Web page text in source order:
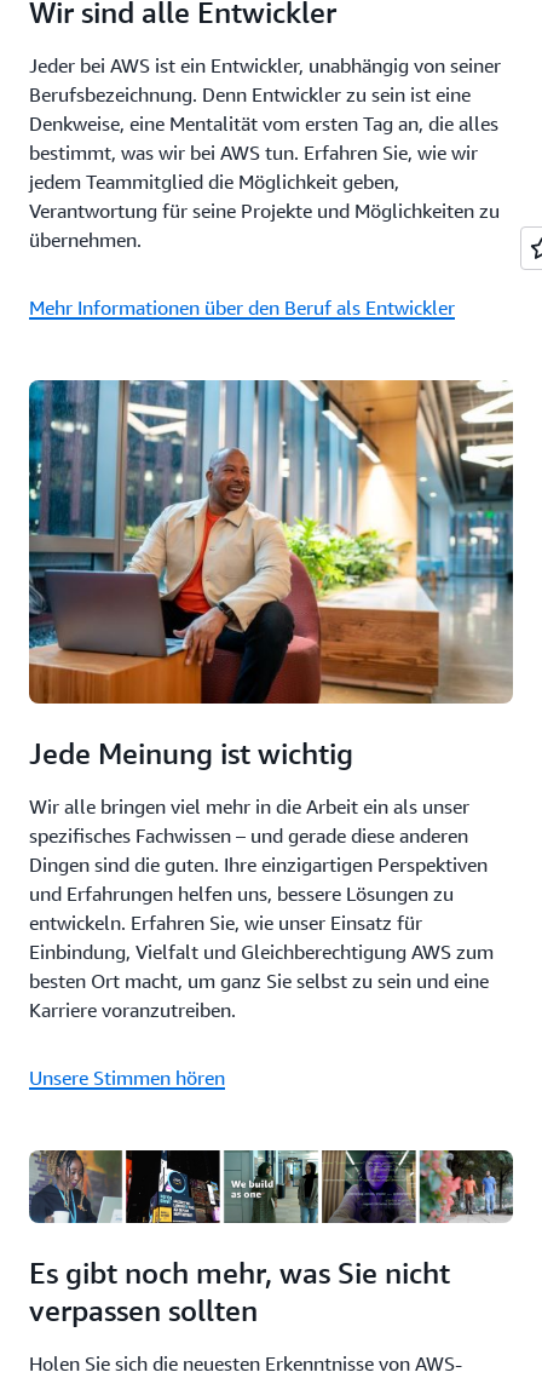
Wir sind alle Entwickler
Jeder bei AWS ist ein Entwickler, unabhängig von seiner
Berufsbezeichnung. Denn Entwickler zu sein ist eine
Denkweise, eine Mentalität vom ersten Tag an, die alles
bestimmt, was wir bei AWS tun. Erfahren Sie, wie wir
jedem Teammitglied die Möglichkeit geben,
Verantwortung für seine Projekte und Möglichkeiten zu
übernehmen.
Mehr Informationen über den Beruf als Entwickler
Jede Meinung ist wichtig
Wir alle bringen viel mehr in die Arbeit ein als unser
spezifisches Fachwissen – und gerade diese anderen
Dingen sind die guten. Ihre einzigartigen Perspektiven
und Erfahrungen helfen uns, bessere Lösungen zu
entwickeln. Erfahren Sie, wie unser Einsatz für
Einbindung, Vielfalt und Gleichberechtigung AWS zum
besten Ort macht, um ganz Sie selbst zu sein und eine
Karriere voranzutreiben.
Unsere Stimmen hören
Es gibt noch mehr, was Sie nicht
verpassen sollten
Holen Sie sich die neuesten Erkenntnisse von AWS-